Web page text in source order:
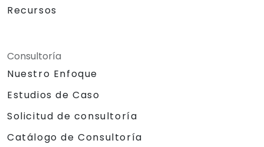
Recursos
Consultoría
Nuestro Enfoque
Estudios de Caso
Solicitud de consultoría
Catálogo de Consultoría